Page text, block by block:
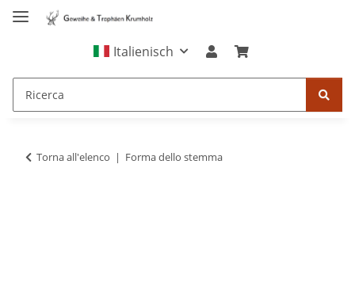
Italienisch
Torna all'elenco Forma dello stemma